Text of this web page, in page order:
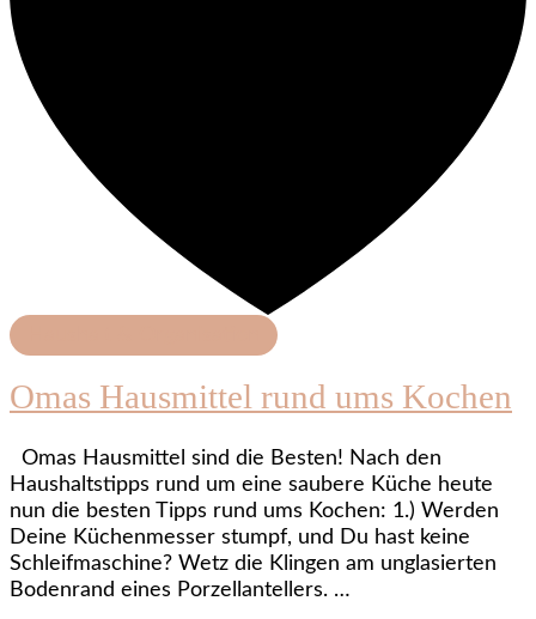
Omas Hausmittel rund ums Kochen
Omas Hausmittel sind die Besten! Nach den
Haushaltstipps rund um eine saubere Küche heute
nun die besten Tipps rund ums Kochen: 1.) Werden
Deine Küchenmesser stumpf, und Du hast keine
Schleifmaschine? Wetz die Klingen am unglasierten
Bodenrand eines Porzellantellers. …